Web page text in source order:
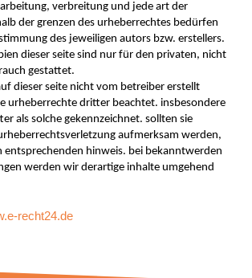
verbreitung und jede art der
der grenzen des urheberrechtes bedürfen
des jeweiligen autors bzw. erstellers.
dieser seite sind nur für den privaten, nicht
gestattet.
dieser seite nicht vom betreiber erstellt
urheberrechte dritter beachtet. insbesondere
als solche gekennzeichnet. sollten sie
aufmerksam werden,
entsprechenden hinweis. bei bekanntwerden
werden wir derartige inhalte umgehend
recht24.de